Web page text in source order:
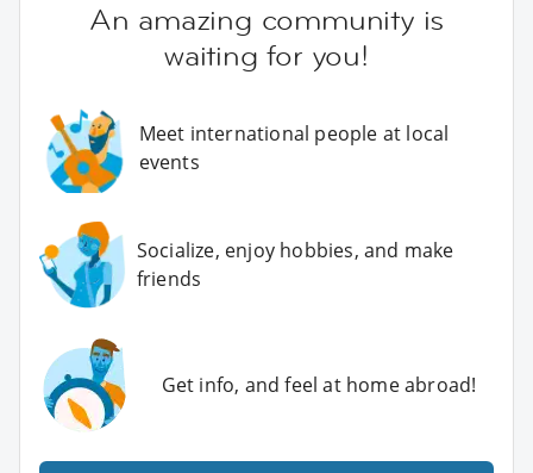
An amazing community is
waiting for you!
Meet international people at local
events
Socialize, enjoy hobbies, and make
friends
Get info, and feel at home abroad!